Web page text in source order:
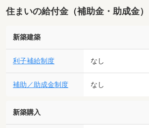
住まいの給付金（補助金・助成金）
新築建築
利子補給制度 なし
補助／助成金制度 なし
新築購入